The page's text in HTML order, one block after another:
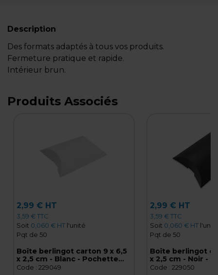
Description
Des formats adaptés à tous vos produits.
Fermeture pratique et rapide.
Intérieur brun.
Produits Associés
2,99 € HT
3,59 € TTC
Soit 0,060 € HTl'unité
Pqt de 50
Boîte berlingot carton 9 x 6,5
x 2,5 cm - Blanc - Pochette
cadeau carton - Lot de 50
Code : 229049
2,99 € HT
3,59 € TTC
Soit 0,060 € HT
Pqt de 50
Boîte berlingot
x 2,5 cm - Noir -
cadeau carton -
Code : 229050